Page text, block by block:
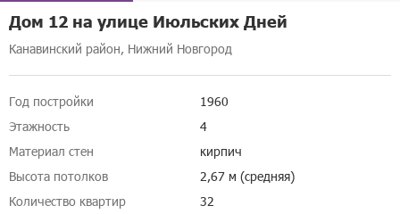
Дом 12 на улице Июльских Дней
Канавинский район, Нижний Новгород
Год постройки
1960
Этажность
4
Материал стен
кирпич
Высота потолков
2,67 м (средняя)
Количество квартир
32